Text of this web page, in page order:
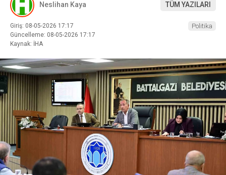
Neslihan Kaya TÜM YAZILARI
Giriş: 08-05-2026 17:17
Güncelleme: 08-05-2026 17:17
Kaynak: İHA
Politika